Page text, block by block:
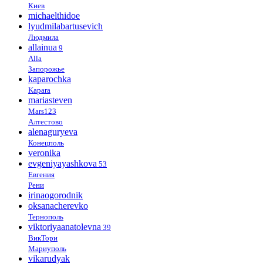
Киев
michaelthidoe
lyudmilabartusevich
Людмила
allainua 9
Alla
Запорожье
kaparochka
Kapara
mariasteven
Mars123
Алтестово
alenaguryeva
Конецполь
veronika
evgeniyayashkova 53
Евгения
Рени
irinaogorodnik
oksanacherevko
Тернополь
viktoriyaanatolevna 39
ВикТори
Мариуполь
vikarudyak